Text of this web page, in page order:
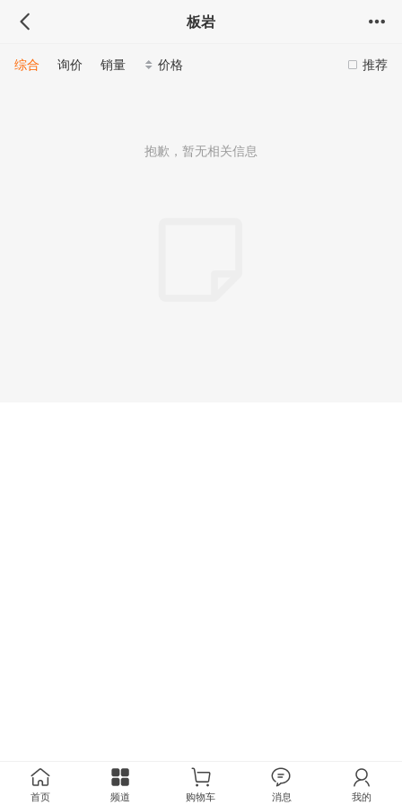
板岩
推荐
综合 询价 销量 价格
抱歉，暂无相关信息
首页 频道 购物车 消息 我的